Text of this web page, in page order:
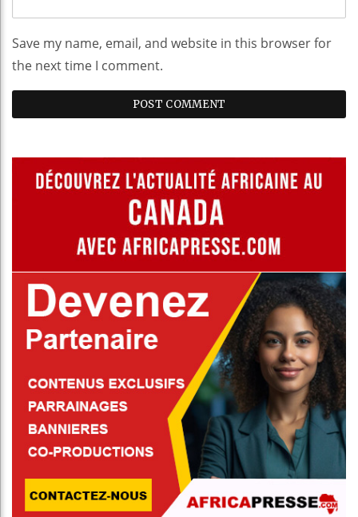
Save my name, email, and website in this browser for
the next time I comment.